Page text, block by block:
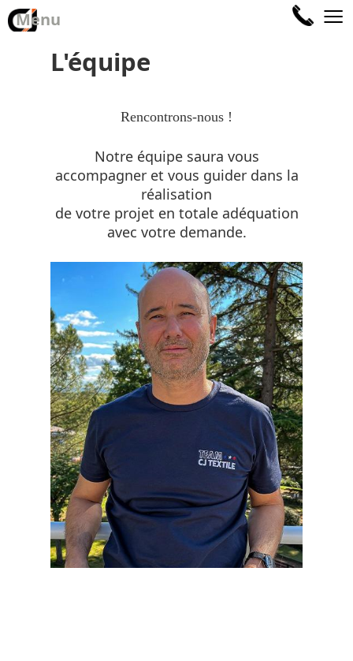
L'équipe
Rencontrons-nous !
Notre équipe saura vous
accompagner et vous guider dans la
réalisation
de votre projet en totale adéquation
avec votre demande.
Menu ≡